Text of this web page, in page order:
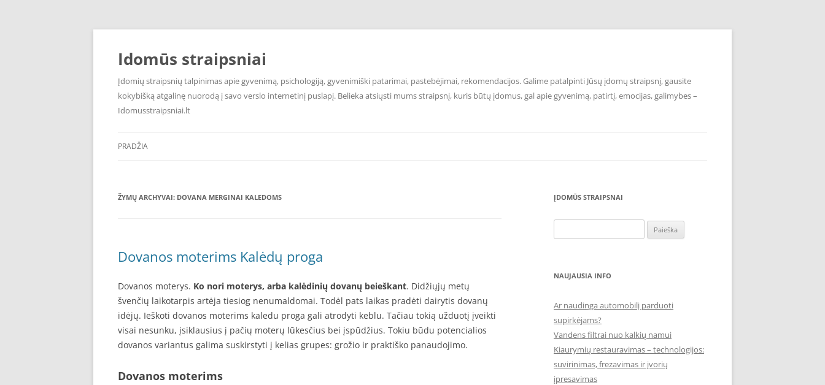
Pereiti
turinio
Idomūs straipsniai
Įdomių straipsnių talpinimas apie gyvenimą, psichologiją, gyvenimiški patarimai, pastebėjimai, rekomendacijos. Galime patalpinti Jūsų įdomų straipsnį, gausite
kokybišką atgalinę nuorodą į savo verslo internetinį puslapį. Belieka atsiųsti mums straipsnį, kuris būtų įdomus, gal apie gyvenimą, patirtį, emocijas, galimybes –
Idomusstraipsniai.lt
PRADŽIA
ŽYMŲ ARCHYVAI: DOVANA MERGINAI KALEDOMS
Dovanos moterims Kalėdų proga
Dovanos moterys. Ko nori moterys, arba kalėdinių dovanų beieškant. Didžiųjų metų
švenčių laikotarpis artėja tiesiog nenumaldomai. Todėl pats laikas pradėti dairytis dovanų
idėjų. Ieškoti dovanos moterims kaledu proga gali atrodyti keblu. Tačiau tokią užduotį įveikti
visai nesunku, įsiklausius į pačių moterų lūkesčius bei įspūdžius. Tokiu būdu potencialios
dovanos variantus galima suskirstyti į kelias grupes: grožio ir praktiško panaudojimo.
Dovanos moterims
ĮDOMŪS STRAIPSNAI
NAUJAUSIA INFO
Ar naudinga automobilį parduoti
supirkėjams?
Vandens filtrai nuo kalkių namui
Kiaurymių restauravimas – technologijos:
suvirinimas, frezavimas ir įvorių
įpresavimas